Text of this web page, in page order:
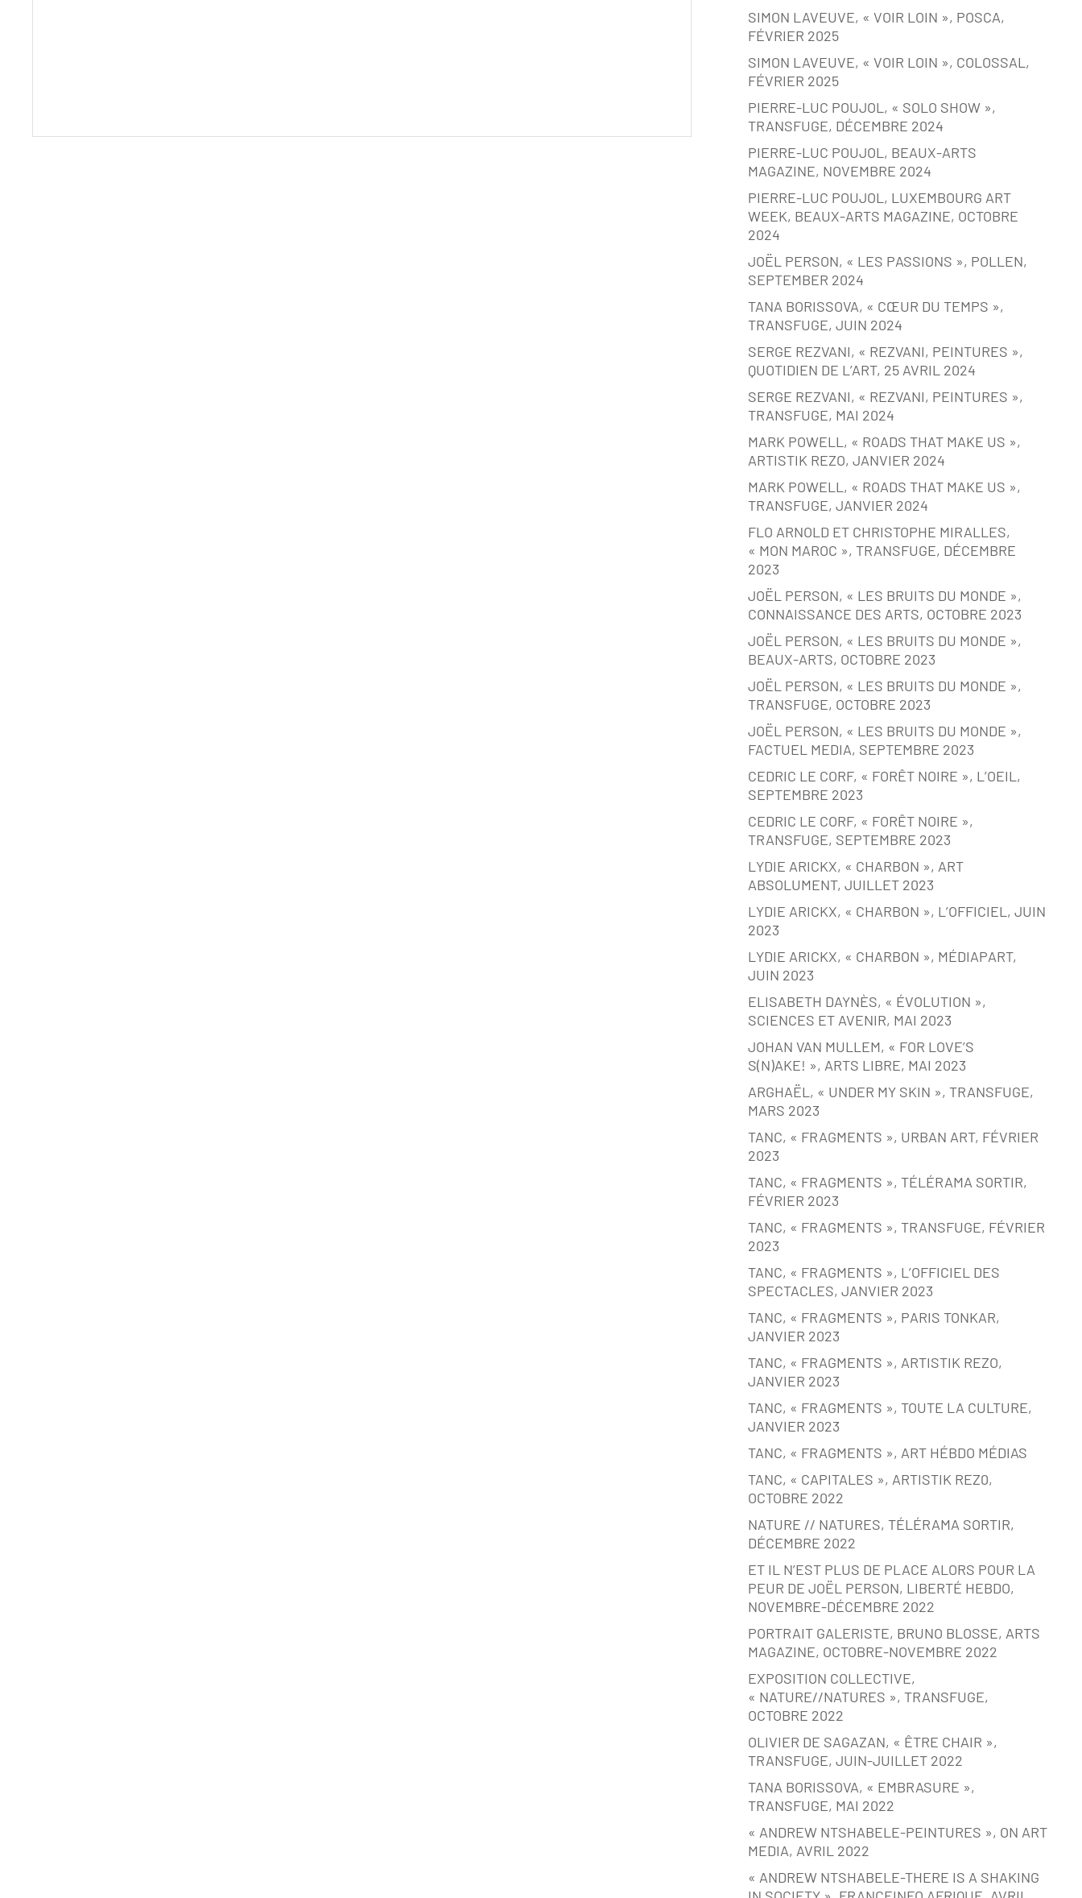
SIMON LAVEUVE, « VOIR LOIN », POSCA,
FÉVRIER 2025
SIMON LAVEUVE, « VOIR LOIN », COLOSSAL,
FÉVRIER 2025
PIERRE-LUC POUJOL, « SOLO SHOW »,
TRANSFUGE, DÉCEMBRE 2024
PIERRE-LUC POUJOL, BEAUX-ARTS
MAGAZINE, NOVEMBRE 2024
PIERRE-LUC POUJOL, LUXEMBOURG ART
WEEK, BEAUX-ARTS MAGAZINE, OCTOBRE
2024
JOËL PERSON, « LES PASSIONS », POLLEN,
SEPTEMBER 2024
TANA BORISSOVA, « CŒUR DU TEMPS »,
TRANSFUGE, JUIN 2024
SERGE REZVANI, « REZVANI, PEINTURES »,
QUOTIDIEN DE L’ART, 25 AVRIL 2024
SERGE REZVANI, « REZVANI, PEINTURES »,
TRANSFUGE, MAI 2024
MARK POWELL, « ROADS THAT MAKE US »,
ARTISTIK REZO, JANVIER 2024
MARK POWELL, « ROADS THAT MAKE US »,
TRANSFUGE, JANVIER 2024
FLO ARNOLD ET CHRISTOPHE MIRALLES,
« MON MAROC », TRANSFUGE, DÉCEMBRE
2023
JOËL PERSON, « LES BRUITS DU MONDE »,
CONNAISSANCE DES ARTS, OCTOBRE 2023
JOËL PERSON, « LES BRUITS DU MONDE »,
BEAUX-ARTS, OCTOBRE 2023
JOËL PERSON, « LES BRUITS DU MONDE »,
TRANSFUGE, OCTOBRE 2023
JOËL PERSON, « LES BRUITS DU MONDE »,
FACTUEL MEDIA, SEPTEMBRE 2023
CEDRIC LE CORF, « FORÊT NOIRE », L’OEIL,
SEPTEMBRE 2023
CEDRIC LE CORF, « FORÊT NOIRE »,
TRANSFUGE, SEPTEMBRE 2023
LYDIE ARICKX, « CHARBON », ART
ABSOLUMENT, JUILLET 2023
LYDIE ARICKX, « CHARBON », L’OFFICIEL, JUIN
2023
LYDIE ARICKX, « CHARBON », MÉDIAPART,
JUIN 2023
ELISABETH DAYNÈS, « ÉVOLUTION »,
SCIENCES ET AVENIR, MAI 2023
JOHAN VAN MULLEM, « FOR LOVE’S
S(N)AKE! », ARTS LIBRE, MAI 2023
ARGHAËL, « UNDER MY SKIN », TRANSFUGE,
MARS 2023
TANC, « FRAGMENTS », URBAN ART, FÉVRIER
2023
TANC, « FRAGMENTS », TÉLÉRAMA SORTIR,
FÉVRIER 2023
TANC, « FRAGMENTS », TRANSFUGE, FÉVRIER
2023
TANC, « FRAGMENTS », L’OFFICIEL DES
SPECTACLES, JANVIER 2023
TANC, « FRAGMENTS », PARIS TONKAR,
JANVIER 2023
TANC, « FRAGMENTS », ARTISTIK REZO,
JANVIER 2023
TANC, « FRAGMENTS », TOUTE LA CULTURE,
JANVIER 2023
TANC, « FRAGMENTS », ART HÉBDO MÉDIAS
TANC, « CAPITALES », ARTISTIK REZ0,
OCTOBRE 2022
NATURE // NATURES, TÉLÉRAMA SORTIR,
DÉCEMBRE 2022
ET IL N’EST PLUS DE PLACE ALORS POUR LA
PEUR DE JOËL PERSON, LIBERTÉ HEBDO,
NOVEMBRE-DÉCEMBRE 2022
PORTRAIT GALERISTE, BRUNO BLOSSE, ARTS
MAGAZINE, OCTOBRE-NOVEMBRE 2022
EXPOSITION COLLECTIVE,
« NATURE//NATURES », TRANSFUGE,
OCTOBRE 2022
OLIVIER DE SAGAZAN, « ÊTRE CHAIR »,
TRANSFUGE, JUIN-JUILLET 2022
TANA BORISSOVA, « EMBRASURE »,
TRANSFUGE, MAI 2022
« ANDREW NTSHABELE-PEINTURES », ON ART
MEDIA, AVRIL 2022
« ANDREW NTSHABELE-THERE IS A SHAKING